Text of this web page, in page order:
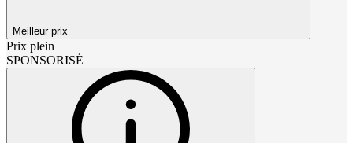
Meilleur prix
Prix plein
SPONSORISÉ